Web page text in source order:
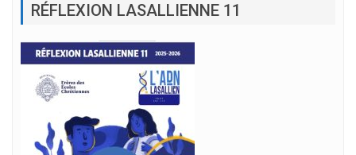
RÉFLEXION LASALLIENNE 11